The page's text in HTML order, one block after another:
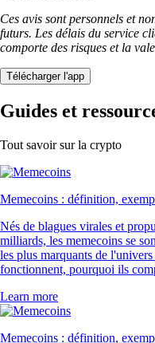
Ces avis sont personnels et
futurs. Les délais du service
comporte des risques et la
Télécharger l'app
Guides et
Tout savoir sur la crypto
Memecoins : définition,
Nés de blagues virales et
milliards, les memecoins se
les plus marquants de
fonctionnent, pourquoi ils
Learn more
Memecoins : définition,